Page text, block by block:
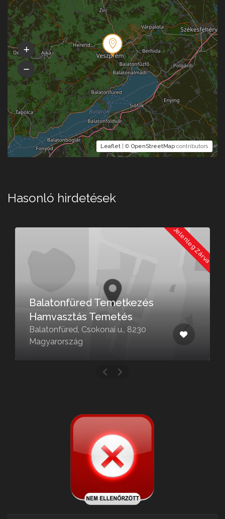
Leaflet | © OpenStreetMap contributors
Hasonló hirdetések
Jelenleg Zárva
Balatonfüred Temetkezés
Hamvasztás Temetés
Balatonfüred, Csokonai u., 8230
Magyarország